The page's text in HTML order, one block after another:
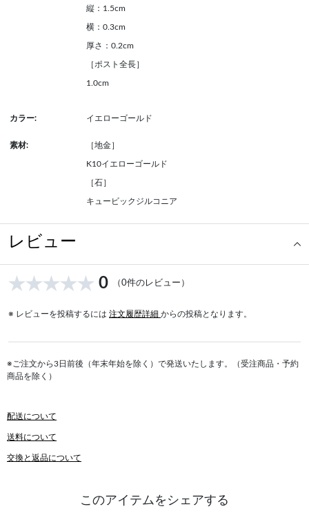
縦：1.5cm
横：0.3cm
厚さ：0.2cm
［ポスト全長］
1.0cm
カラー: イエローゴールド
素材: ［地金］
K10イエローゴールド
［石］
キュービックジルコニア
レビュー
0 （0件のレビュー）
※ レビューを投稿するには 注文履歴詳細 からの投稿となります。
※ご注文から3日前後（年末年始を除く）で発送いたします。（受注商品・予約
商品を除く）
配送について
送料について
交換と返品について
このアイテムをシェアする